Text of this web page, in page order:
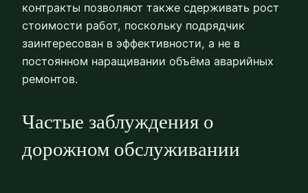
контракты позволяют также сдерживать рост
стоимости работ, поскольку подрядчик
заинтересован в эффективности, а не в
постоянном наращивании объёма аварийных
ремонтов.
Частые заблуждения о
дорожном обслуживании